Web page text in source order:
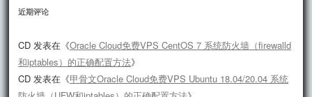
近期评论
CD 发表在《Oracle Cloud免费VPS CentOS 7 系统防火墙（firewalld
和iptables）的正确配置方法》
CD 发表在《甲骨文Oracle Cloud免费VPS Ubuntu 18.04/20.04 系统